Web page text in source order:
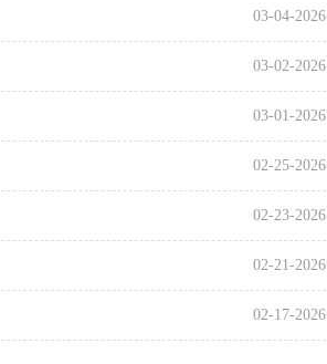
03-04-2026
03-02-2026
03-01-2026
02-25-2026
02-23-2026
02-21-2026
02-17-2026